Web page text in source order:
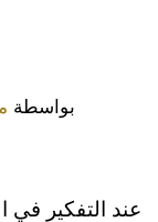
بواسطة
عند التفكير في